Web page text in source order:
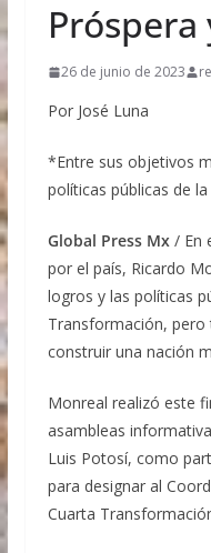
anual de 4
últimos cinco
253 millones
litros. Estos
productores
inocuidad de
trabajo
ampliar la
en los
Agricultura y
Columba
compromiso
que
la
economía
Aprueba
timbre postal
República
Fracking, solo
ambiente y
26 de junio de 2023
Por José Luna
*Entre sus objetivos
políticas públicas de
Global Press Mx/ En
por el país, Ricardo
logros y las políticas
Transformación,
construir una nación
Monreal realizó este
asambleas
Luis Potosí, como
para designar al
Cuarta